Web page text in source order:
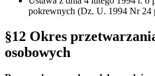
pokrewnych (Dz. U. 1994 Nr 24
§12 Okres
osobowych